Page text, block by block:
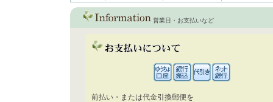
営業日・お支払いなど
前払い・または代金引換郵便を